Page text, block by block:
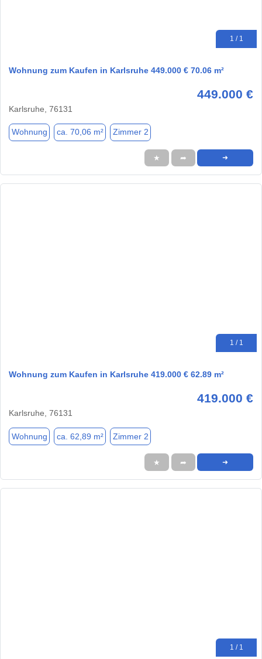
1 / 1
Wohnung zum Kaufen in Karlsruhe 449.000 € 70.06 m²
449.000 €
Karlsruhe, 76131
Wohnung ca. 70,06 m² Zimmer 2
★ ➦ ➜
1 / 1
Wohnung zum Kaufen in Karlsruhe 419.000 € 62.89 m²
419.000 €
Karlsruhe, 76131
Wohnung ca. 62,89 m² Zimmer 2
★ ➦ ➜
1 / 1